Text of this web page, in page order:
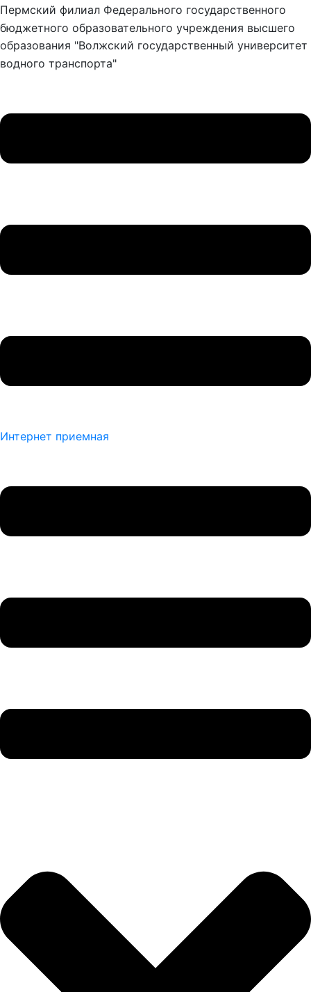
Пермский филиал Федерального государственного
бюджетного образовательного учреждения высшего
образования "Волжский государственный университет
водного транспорта"
Интернет приемная